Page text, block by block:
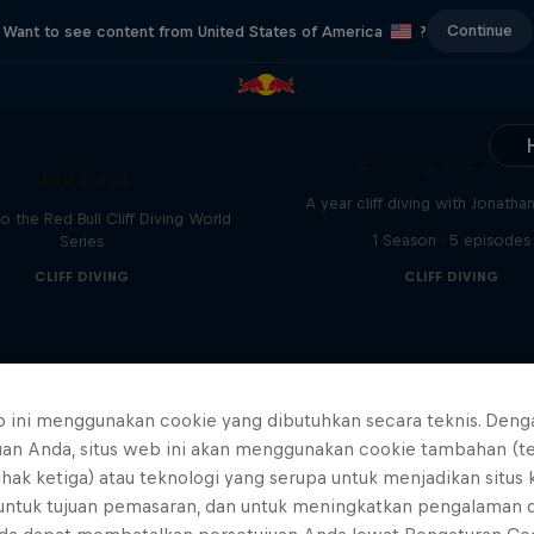
Want to see content from United States of America ? Continue
the Red Bull Cliff Diving World
Series
CLIFF DIVING
Chasing the
A year cliff diving with
1 Season · 5 episodes
CLIFF DIVING
ini menggunakan cookie yang dibutuhkan secara teknis.
Anda, situs web ini akan menggunakan cookie tambahan
ketiga) atau teknologi yang serupa untuk menjadikan situs
tujuan pemasaran, dan untuk meningkatkan pengalaman